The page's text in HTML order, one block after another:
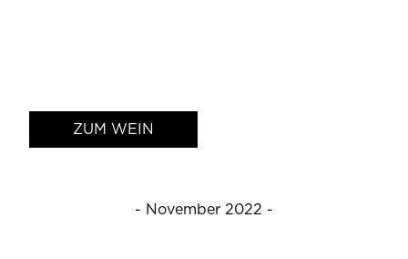
ZUM WEIN
- November 2022 -